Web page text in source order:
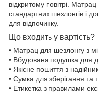
відкритому повітрі.
стандартних шезлонгів і
для відпочинку.
Що входить у вартість?
• Матрац для шезлонгу з
• Вбудована подушка для
• Якісне пошиття з
• Сумка для зберігання та
• Етикетка з правилами